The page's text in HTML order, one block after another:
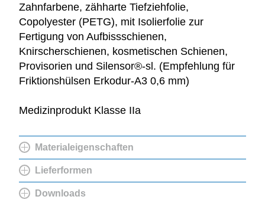
Zahnfarbene, zähharte Tiefziehfolie,
Copolyester (PETG), mit Isolierfolie zur
Fertigung von Aufbissschienen,
Knirscherschienen, kosmetischen Schienen,
Provisorien und Silensor®-sl. (Empfehlung für
Friktionshülsen Erkodur-A3 0,6 mm)
Medizinprodukt Klasse IIa
Materialeigenschaften
Lieferformen
Downloads